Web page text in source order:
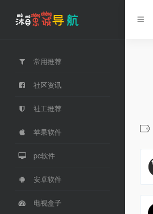
常用推荐
社区资讯
社工推荐
苹果软件
pc软件
安卓软件
电视盒子